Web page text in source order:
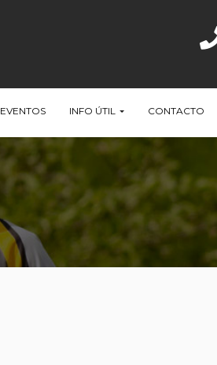
EVENTOS INFO ÚTIL CONTACTO